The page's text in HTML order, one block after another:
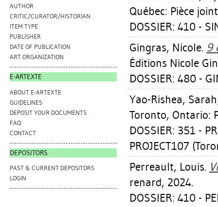
AUTHOR
CRITIC/CURATOR/HISTORIAN
ITEM TYPE
PUBLISHER
DATE OF PUBLICATION
ART ORGANIZATION
E-ARTEXTE
ABOUT E-ARTEXTE
GUIDELINES
DEPOSIT YOUR DOCUMENTS
FAQ
CONTACT
DEPOSITORS
PAST & CURRENT DEPOSITORS
LOGIN
Québec: Pièce
DOSSIER: 410 -
Gingras, Nicole. 9
Éditions Nicole
DOSSIER: 480 -
Yao-Rishea, Sarah
Toronto, Ontario:
DOSSIER: 351 -
PROJECT107
Perreault, Louis.
renard, 2024.
DOSSIER: 410 -